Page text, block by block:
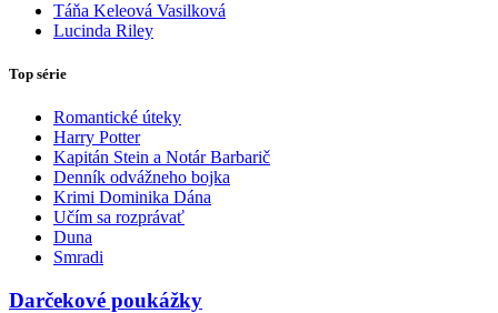
Táňa Keleová Vasilková
Lucinda Riley
Top série
Romantické úteky
Harry Potter
Kapitán Stein a Notár Barbarič
Denník odvážneho bojka
Krimi Dominika Dána
Učím sa rozprávať
Duna
Smradi
Darčekové poukážky